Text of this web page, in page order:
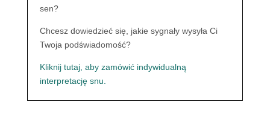
sen?
Chcesz dowiedzieć się, jakie sygnały wysyła Ci
Twoja podświadomość?
Kliknij tutaj, aby zamówić indywidualną
interpretację snu.